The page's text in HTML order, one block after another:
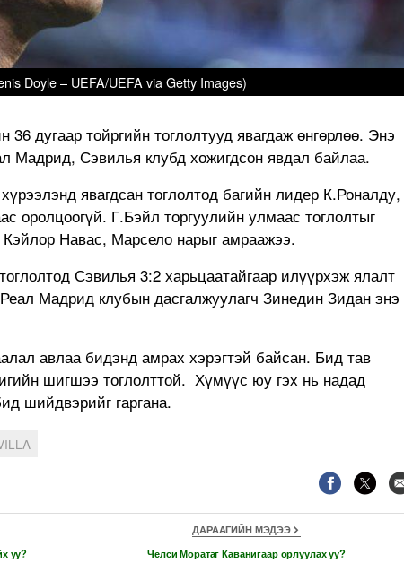
Doyle – UEFA/UEFA via Getty Images)
дугаар тойргийн тоглолтууд явагдаж өнгөрлөө. Энэ
Мадрид, Сэвилья клубд хожигдсон явдал байлаа.
явагдсан тоглолтод багийн лидер К.Роналду,
оролцоогүй. Г.Бэйл торгуулийн улмаас тоглолтыг
Навас, Марсело нарыг амраажээ.
Сэвилья 3:2 харьцаатайгаар илүүрхэж ялалт
Мадрид клубын дасгалжуулагч Зинедин Зидан энэ
авлаа бидэнд амрах хэрэгтэй байсан. Бид тав
шигшээ тоглолттой. Хүмүүс юу гэх нь надад
шийдвэрийг гаргана.
уу?
ДАРААГИЙН МЭДЭЭ
Челси Моратаг Каванигаар орлуулах уу?